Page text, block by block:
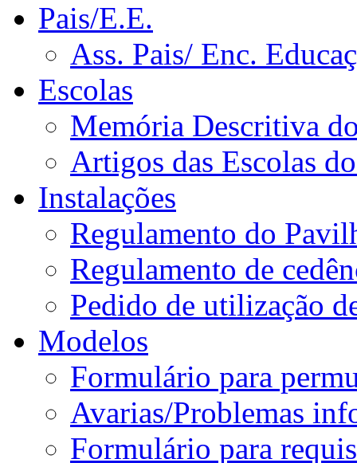
Pais/E.E.
Ass. Pais/ Enc.
Escolas
Memória Descritiva
Artigos das Escolas
Instalações
Regulamento do
Regulamento de
Pedido de utilização
Modelos
Formulário para
Avarias/Problemas
Formulário para